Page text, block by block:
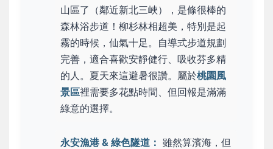
山區了（鄰近新北三峽），是條很棒的
森林浴步道！柳杉林相超美，特別是起
霧的時候，仙氣十足。自導式步道規劃
完善，適合喜歡安靜健行、吸收芬多精
的人。夏天來這避暑很讚。屬於桃園風
景區裡需要多花點時間、但回報是滿滿
綠意的選擇。
永安漁港 & 綠色隧道： 雖然算濱海，但